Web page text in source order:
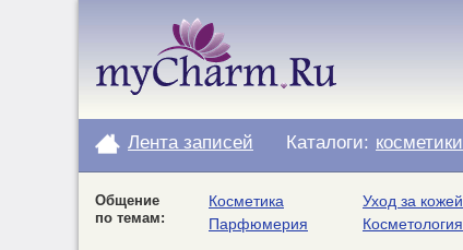
Лента записей Каталоги: косметики
Общение
по темам:
Косметика
Парфюмерия
Уход за кожей
Косметология